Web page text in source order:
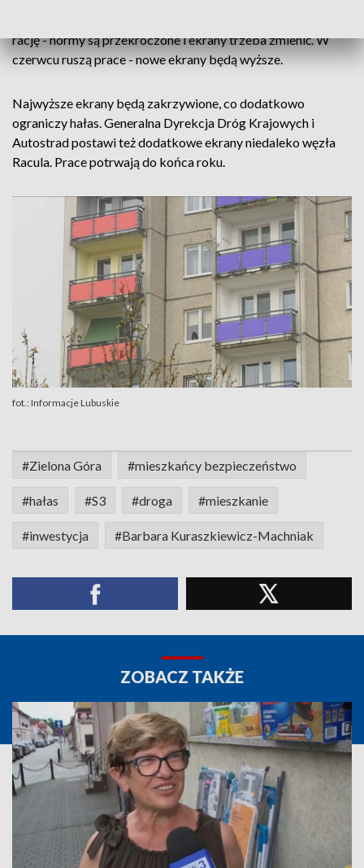
rację - normy są przekroczone i ekrany trzeba zmienić. W
czerwcu ruszą prace - nowe ekrany będą wyższe.
Najwyższe ekrany będą zakrzywione, co dodatkowo
ograniczy hałas. Generalna Dyrekcja Dróg Krajowych i
Autostrad postawi też dodatkowe ekrany niedaleko węzła
Racula. Prace potrwają do końca roku.
fot.: Informacje Lubuskie
#Zielona Góra #mieszkańcy bezpieczeństwo
#hałas #S3 #droga #mieszkanie
#inwestycja #Barbara Kuraszkiewicz-Machniak
ZOBACZ TAKŻE